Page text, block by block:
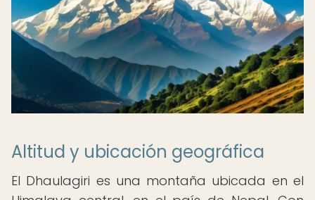
Altitud y ubicación geográfica
El Dhaulagiri es una montaña ubicada en el